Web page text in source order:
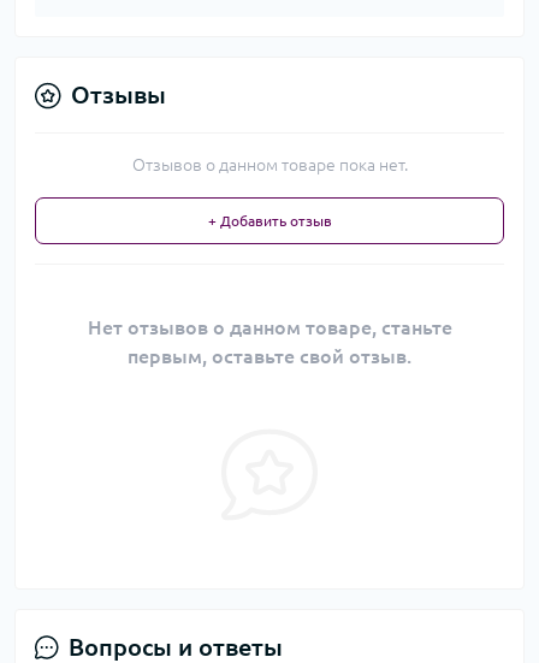
Отзывы
Отзывов о данном товаре пока нет.
+ Добавить отзыв
Нет отзывов о данном товаре, станьте
первым, оставьте свой отзыв.
Вопросы и ответы